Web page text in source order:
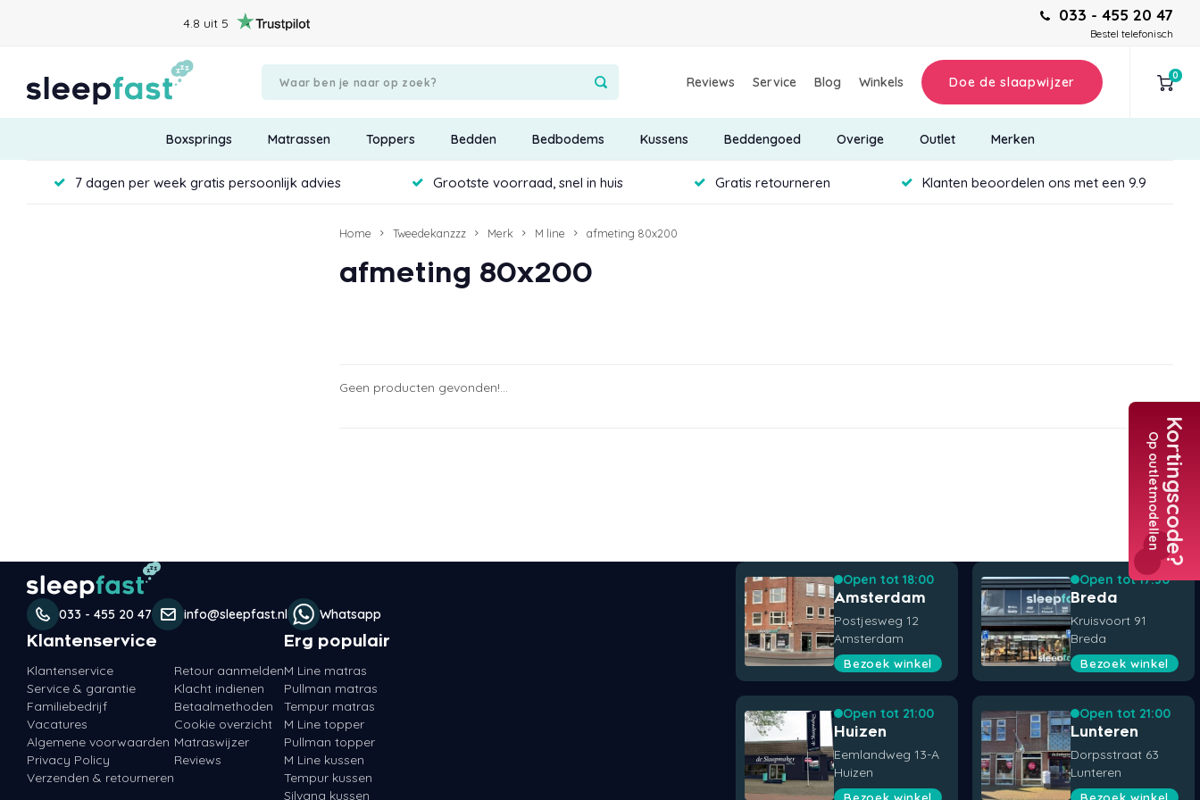
4.8 uit 5 033 - 455 20 47
Bestel telefonisch
Reviews Service Blog Winkels Doe de slaapwijzer 0
Boxsprings Matrassen Toppers Bedden Bedbodems Kussens Beddengoed Overige Outlet Merken
Kortingscode?
Op outletmodellen+31
7 dagen per week gratis persoonlijk advies Grootste voorraad, snel in huis Gratis retourneren Klanten beoordelen ons met een 9.9
Home Tweedekanzzz Merk M line afmeting 80x200
afmeting 80x200
Geen producten gevonden!...
Open tot 18:00
Amsterdam
Postjesweg 12
Amsterdam
Bezoek winkel
Open tot 17:30
Breda
Kruisvoort 91
Breda
Bezoek winkel
Open tot 21:00
Huizen
Eemlandweg 13-A
Huizen
Open tot 21:00
Lunteren
Dorpsstraat 63
Lunteren
033 - 455 20 47 info@sleepfast.nl Whatsapp
Klantenservice
Klantenservice
Service & garantie
Familiebedrijf
Vacatures
Algemene voorwaarden
Privacy Policy
Verzenden & retourneren
Retour aanmelden
Klacht indienen
Betaalmethoden
Cookie overzicht
Matraswijzer
Reviews
Erg populair
M Line matras
Pullman matras
Tempur matras
M Line topper
Pullman topper
M Line kussen
Tempur kussen
Silvana kussen